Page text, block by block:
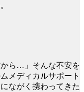
から…」そんな不安を
メディカルサポート
ながく携わってきた